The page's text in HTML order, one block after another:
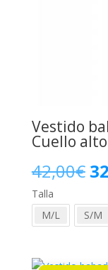
Vestido
Cuello alto
42,00€ El
Talla
M/L
S/M